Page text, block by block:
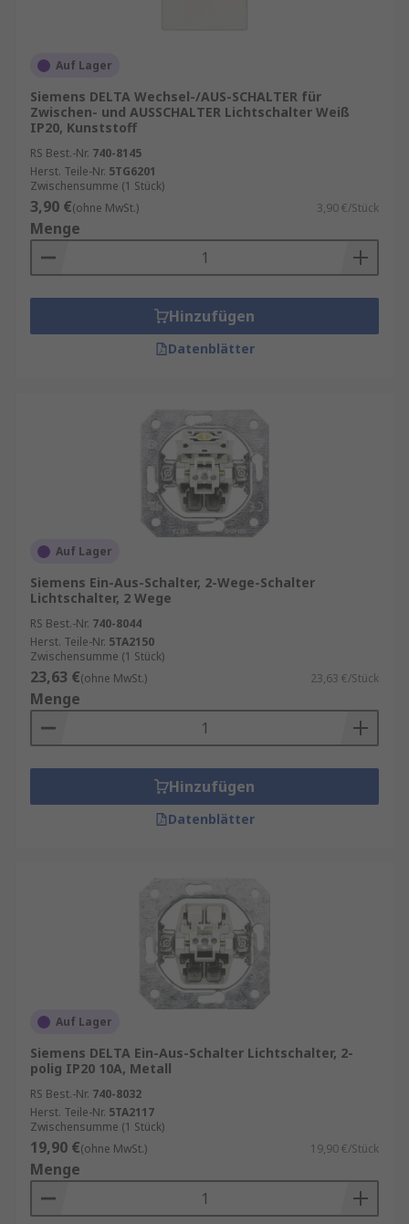
Auf Lager
Siemens DELTA Wechsel-/AUS-SCHALTER für
Zwischen- und AUSSCHALTER Lichtschalter Weiß
IP20, Kunststoff
RS Best.-Nr. 740-8145
Herst. Teile-Nr. 5TG6201
Zwischensumme (1 Stück)
3,90 €(ohne MwSt.) 3,90 €/Stück
Menge
Hinzufügen
Datenblätter
Auf Lager
Siemens Ein-Aus-Schalter, 2-Wege-Schalter
Lichtschalter, 2 Wege
RS Best.-Nr. 740-8044
Herst. Teile-Nr. 5TA2150
Zwischensumme (1 Stück)
23,63 €(ohne MwSt.) 23,63 €/Stück
Menge
Hinzufügen
Datenblätter
Auf Lager
Siemens DELTA Ein-Aus-Schalter Lichtschalter, 2-
polig IP20 10A, Metall
RS Best.-Nr. 740-8032
Herst. Teile-Nr. 5TA2117
Zwischensumme (1 Stück)
19,90 €(ohne MwSt.) 19,90 €/Stück
Menge